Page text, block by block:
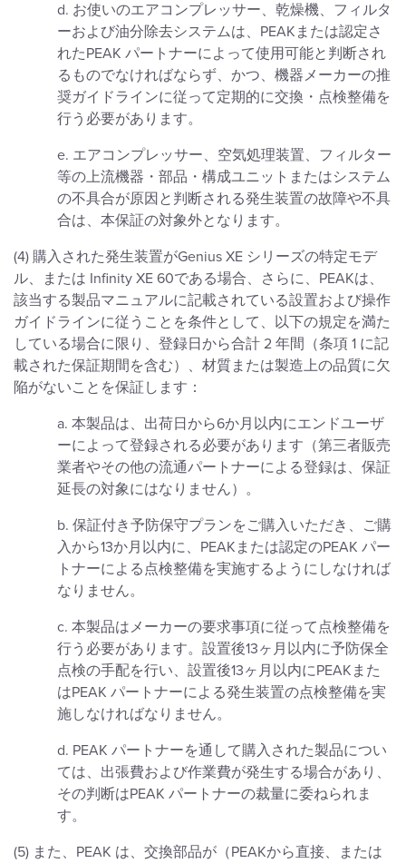
d. お使いのエアコンプレッサー、乾燥機、フィルタ
ーおよび油分除去システムは、PEAKまたは認定さ
れたPEAK パートナーによって使用可能と判断され
るものでなければならず、かつ、機器メーカーの推
奨ガイドラインに従って定期的に交換・点検整備を
行う必要があります。
e. エアコンプレッサー、空気処理装置、フィルター
等の上流機器・部品・構成ユニットまたはシステム
の不具合が原因と判断される発生装置の故障や不具
合は、本保証の対象外となります。
(4) 購入された発生装置がGenius XE シリーズの特定モデ
ル、または Infinity XE 60である場合、さらに、PEAKは、
該当する製品マニュアルに記載されている設置および操作
ガイドラインに従うことを条件として、以下の規定を満た
している場合に限り、登録日から合計 2 年間（条項 1 に記
載された保証期間を含む）、材質または製造上の品質に欠
陥がないことを保証します：
a. 本製品は、出荷日から6か月以内にエンドユーザ
ーによって登録される必要があります（第三者販売
業者やその他の流通パートナーによる登録は、保証
延長の対象にはなりません）。
b. 保証付き予防保守プランをご購入いただき、ご購
入から13か月以内に、PEAKまたは認定のPEAK パー
トナーによる点検整備を実施するようにしなければ
なりません。
c. 本製品はメーカーの要求事項に従って点検整備を
行う必要があります。設置後13ヶ月以内に予防保全
点検の手配を行い、設置後13ヶ月以内にPEAKまた
はPEAK パートナーによる発生装置の点検整備を実
施しなければなりません。
d. PEAK パートナーを通して購入された製品につい
ては、出張費および作業費が発生する場合があり、
その判断はPEAK パートナーの裁量に委ねられま
す。
(5) また、PEAK は、交換部品が（PEAKから直接、または